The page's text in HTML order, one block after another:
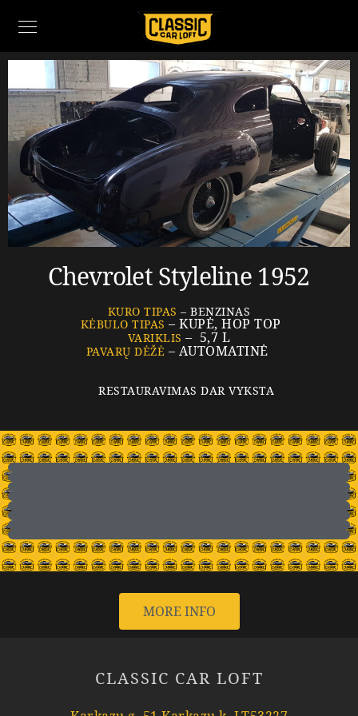
Chevrolet Styleline 1952
KURO TIPAS– BENZINAS
KĖBULO TIPAS – KUPĖ, HOP TOP
VARIKLIS – 5,7 L
PAVARŲ DĖŽĖ – AUTOMATINĖ
RESTAURAVIMAS DAR VYKSTA
MORE INFO
CLASSIC CAR LOFT